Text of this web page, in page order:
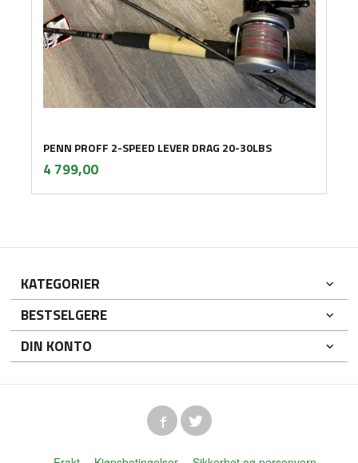
PENN PROFF 2-SPEED LEVER DRAG 20-30LBS
Pris
4 799,00mva.
KATEGORIER
BESTSELGERE
DIN KONTO